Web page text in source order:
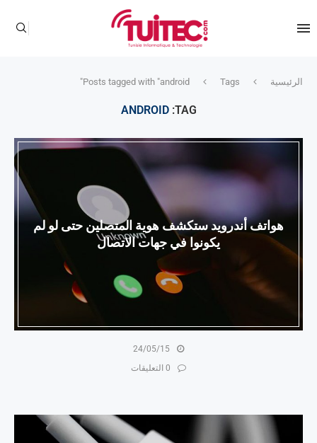
الرئيسية Tags
Posts tagged with "android"
TAG:
ANDROID
هواتف أندرويد ستكشف هوية المتصلين حتى لو لم
يكونوا في جهات الاتصال
24/05/15
0 التعليقات